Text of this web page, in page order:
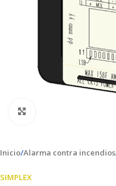
Inicio Alarma contra incendios
SIMPLEX